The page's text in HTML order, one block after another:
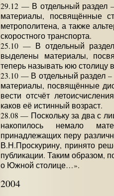
29.12 — В отдельный раздел
материалы, посвящённые
метрополитена, а также
скоростного транспорта.
25.10 — В отдельный
выделены материалы,
теперь называть юю столицу
23.10 — В отдельный раздел
материалы, посвящённые
вести отсчёт
каков её истинный возраст.
28.08 — Поскольку за два с
накопилось немало
принадлежащих перу
В.Н.Проскурину, принято
публикации. Таким образом,
о Южной столице…».
2004